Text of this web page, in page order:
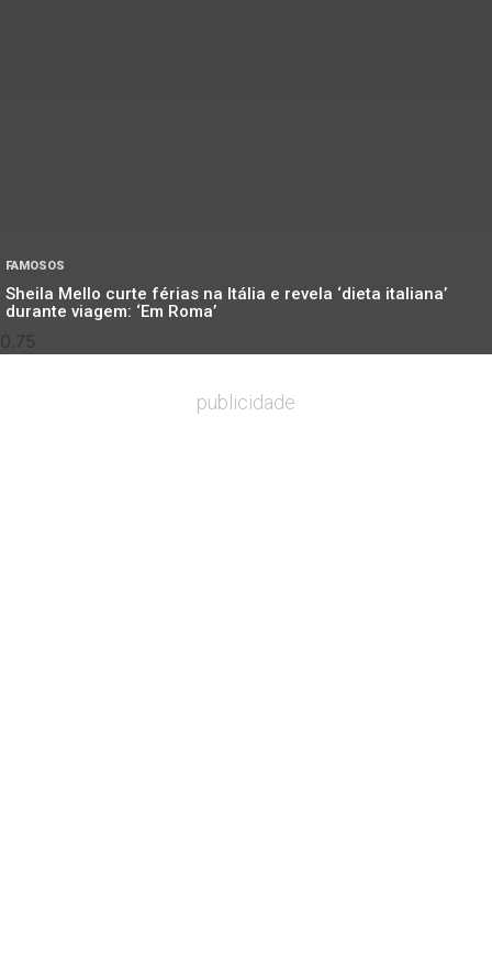
FAMOSOS
Sheila Mello curte férias na Itália e revela ‘dieta italiana’
durante viagem: ‘Em Roma’
publicidade